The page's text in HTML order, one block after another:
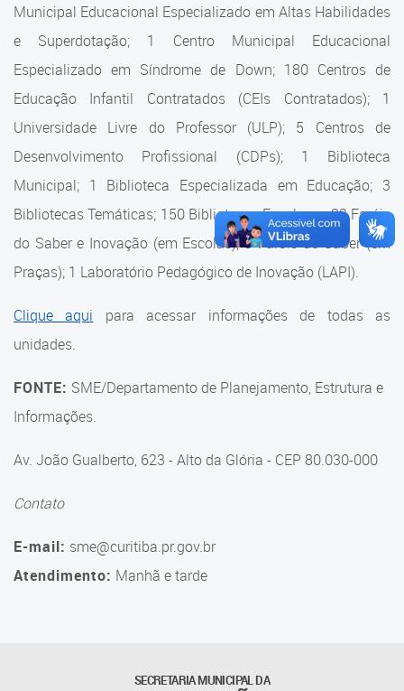
Portal Aprendere
Portal do Servidor
Departamento de Logística
Departamento de Logística
Gerência de Almoxarifado
Gerência de Aquisição e
Gestão Contratual de
Serviços
Gerência de Contratos
Gerência de Limpeza e
Suporte aos Contratos
Gerência de Segurança
Gerência de Transporte
Gerência de Transporte para
a Educação Especial - SITES
Tecnologia
Municipal Educacional Especializado em Altas Habilidades
e Superdotação; 1 Centro Municipal Educacional
Especializado em Síndrome de Down; 180 Centros de
Educação Infantil Contratados (CEIs Contratados); 1
Universidade Livre do Professor (ULP); 5 Centros de
Desenvolvimento Profissional (CDPs); 1 Biblioteca
Municipal; 1 Biblioteca Especializada em Educação; 3
Bibliotecas Temáticas; 150 Bibliotecas Escolares; 32 Faróis
do Saber e Inovação (em Escolas); 9 Faróis do Saber (em
Praças); 1 Laboratório Pedagógico de Inovação (LAPI).
Clique aqui para acessar informações de todas as
unidades.
FONTE: SME/Departamento de Planejamento, Estrutura e
Informações.
Av. João Gualberto, 623 - Alto da Glória - CEP 80.030-000
Contato
E-mail: sme@curitiba.pr.gov.br
Atendimento: Manhã e tarde
SECRETARIA MUNICIPAL DA